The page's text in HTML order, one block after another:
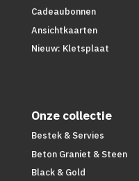
Cadeaubonnen
Ansichtkaarten
Nieuw: Kletsplaat
Onze collectie
Bestek & Servies
Beton Graniet & Steen
Black & Gold